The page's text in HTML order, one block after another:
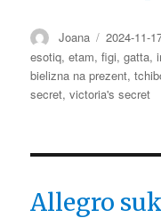
Autor
Joana 2024-11-
esotiq,etam,figi,gatta,
bielizna na prezent,
secret,victoria's secret
Allegro